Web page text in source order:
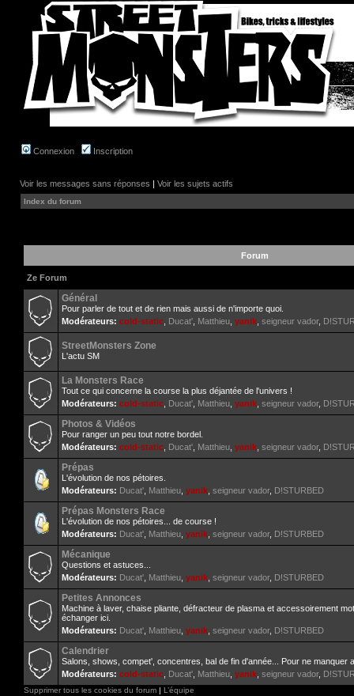
Connexion Inscription
Voir les messages sans réponses | Voir les sujets actifs
Index du forum
Forum
Ze Forum
Général
Pour parler de tout et de rien mais aussi de n'importe quoi.
Modérateurs: cold-static Ducat' Matthieu yanik seigneur vador,
StreetMonsters Zone
L'actu SM
La Monsters Race
Tout ce qui concerne la course la plus déjantée de l'univers !
Modérateurs: cold-static Ducat' Matthieu yanik seigneur vador,
Photos & Vidéos
Pour ranger un peu tout notre bordel.
Modérateurs: cold-static Ducat' Matthieu yanik seigneur vador,
Prépas
L'évolution de nos pétoires.
Modérateurs: Ducat' Matthieu yanik seigneur vador, D!STURBED
Prépas Monsters Race
L'évolution de nos pétoires... de course !
Modérateurs: Ducat' Matthieu yanik seigneur vador, D!STURBED
Mécanique
Questions et astuces...
Modérateurs: Ducat' Matthieu yanik seigneur vador, D!STURBED
Petites Annonces
Machine à laver, chaise pliante, défracteur de plasma et accessoirement
échanger ici.
Modérateurs: Ducat' Matthieu yanik seigneur vador, D!STURBED
Calendrier
Salons, shows, compet', concentres, bal de fin d'année... Pour ne manquer
Modérateurs: cold-static Ducat' Matthieu yanik seigneur vador,
Supprimer tous les cookies du forum | L’équipe